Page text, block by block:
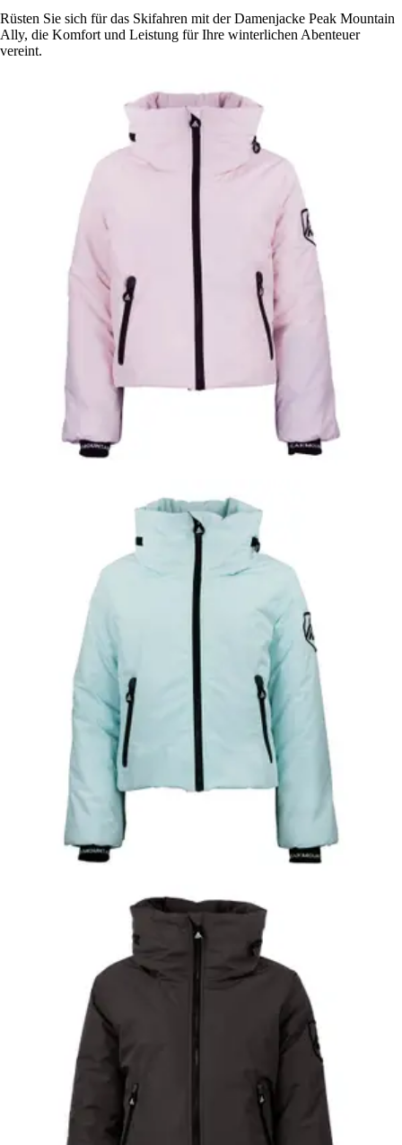
Rüsten Sie sich für das Skifahren mit der Damenjacke Peak Mountain
Ally, die Komfort und Leistung für Ihre winterlichen Abenteuer
vereint.